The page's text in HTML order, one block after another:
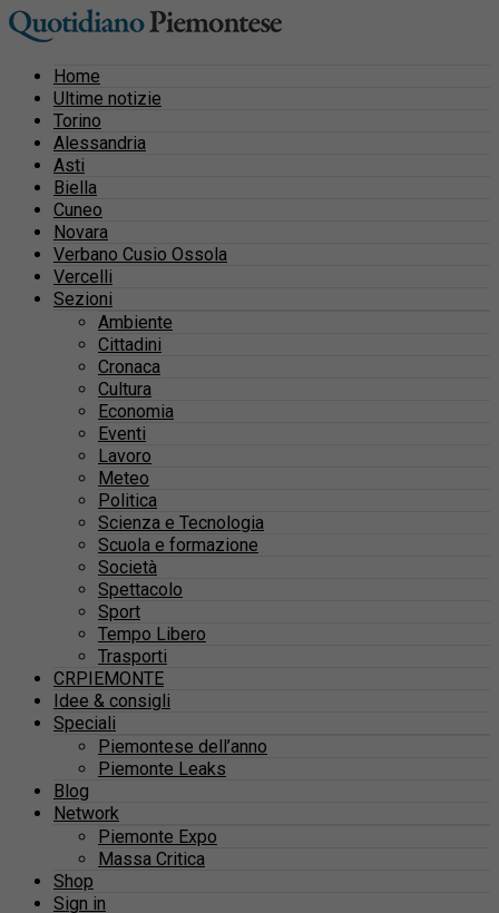
Home
Ultime notizie
Torino
Alessandria
Asti
Biella
Cuneo
Novara
Verbano Cusio Ossola
Vercelli
Sezioni
Ambiente
Cittadini
Cronaca
Cultura
Economia
Eventi
Lavoro
Meteo
Politica
Scienza e Tecnologia
Scuola e formazione
Società
Spettacolo
Sport
Tempo Libero
Trasporti
CRPIEMONTE
Idee & consigli
Speciali
Piemontese dell’anno
Piemonte Leaks
Blog
Network
Piemonte Expo
Massa Critica
Shop
Sign in